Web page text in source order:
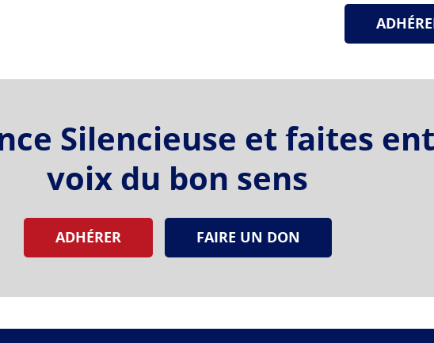
Silencieuse et faites
voix du bon sens
ADHÉRER FAIRE UN DON